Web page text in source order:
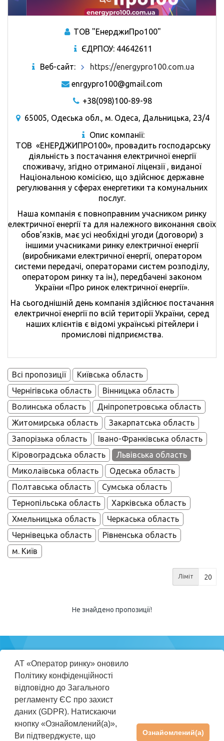
ТОВ "ЕнерджиПро100"
ЄДРПОУ: 44642611
Веб-сайт:
https://energypro100.com.ua
enrgypro100@gmail.com
+38(098)100-89-98
65005, Одеська обл., м. Одеса, Дальницька, 23/4
Опис компанії:
ТОВ «ЕНЕРДЖИПРО100», провадить господарську
діяльність з постачання електричної енергії
споживачу, згідно отриманої ліцензії , виданої
Національною комісією, що здійснює державне
регулювання у сферах енергетики та комунальних
послуг.
Наша компанія є повноправним учасником ринку
електричної енергії та для належного виконання своїх
обов’язків, має усі необхідні угоди (договори) з
іншими учасниками ринку електричної енергії
(виробниками електричної енергії, оператором
системи передачі, операторами систем розподілу,
оператором ринку та ін.), передбачені законом
України «Про ринок електричної енергії».
На сьогоднішній день компанія здійснює постачання
електричної енергії по всій території України, серед
наших клієнтів є відомі українські рітейлери і
промислові підприємства.
Всі пропозиції
Київська область
Чернігівська область
Вінницька область
Волинська область
Дніпропетровська область
Житомирська область
Закарпатська область
Запорізька область
Івано-Франківська область
Кіровоградська область
Львівська область
Миколаївська область
Одеська область
Полтавська область
Сумська область
Тернопільська область
Харківська область
Хмельницька область
Черкаська область
Чернівецька область
Рівненська область
м. Київ
Ліміт
Не знайдено пропозиції!
Міністерство
енергетики
України
ПРАВИЛА КОРИСТУВАННЯ REP
ІНСТРУКЦІЯ КОРИСТУВАЧА
ПІДТРИМКА +38(044) 205-01-36
АТ «Оператор ринку» оновило
Політику конфіденційності
відповідно до Загального
регламенту ЄС про захист
даних (GDPR). Натискаючи
кнопку «Ознайомлений(а)»,
Ви підтверджуєте, що
Ознайомлений(а)